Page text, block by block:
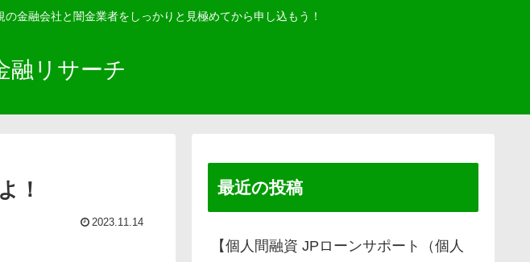
金融会社と闇金業者をしっかりと見極めてから申し込もう！
融リサーチ
！
2023.11.14
最近の投稿
【個人間融資 JPローンサポート（個人